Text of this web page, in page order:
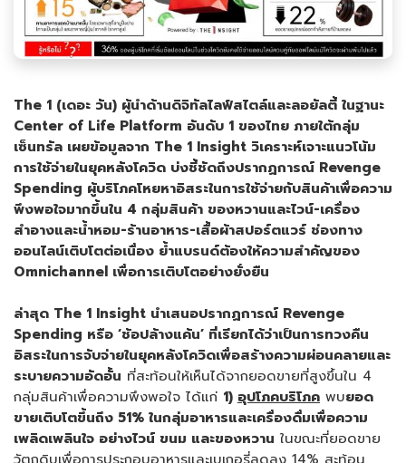
The 1 (เดอะ วัน) ผู้นำด้านดิจิทัลไลฟ์สไตล์และลอยัลตี้ ในฐานะ
Center of Life Platform อันดับ 1 ของไทย ภายใต้กลุ่ม
เซ็นทรัล เผยข้อมูลจาก The 1 Insight วิเคราะห์เจาะแนวโน้ม
การใช้จ่ายในยุคหลังโควิด บ่งชี้ชัดถึงปรากฏการณ์ Revenge
Spending ผู้บริโภคโหยหาอิสระในการใช้จ่ายกับสินค้าเพื่อความ
พึงพอใจมากขึ้นใน 4 กลุ่มสินค้า ของหวานและไวน์-เครื่อง
สำอางและน้ำหอม-ร้านอาหาร-เสื้อผ้าสปอร์ตแวร์ ช่องทาง
ออนไลน์เติบโตต่อเนื่อง ย้ำแบรนด์ต้องให้ความสำคัญของ
Omnichannel เพื่อการเติบโตอย่างยั่งยืน
ล่าสุด The 1 Insight นำเสนอปรากฏการณ์ Revenge
Spending หรือ ‘ช้อปล้างแค้น’ ที่เรียกได้ว่าเป็นการทวงคืน
อิสระในการจับจ่ายในยุคหลังโควิดเพื่อสร้างความผ่อนคลายและ
ระบายความอัดอั้น ที่สะท้อนให้เห็นได้จากยอดขายที่สูงขึ้นใน 4
กลุ่มสินค้าเพื่อความพึงพอใจ ได้แก่ 1) อุปโภคบริโภค พบยอด
ขายเติบโตขึ้นถึง 51% ในกลุ่มอาหารและเครื่องดื่มเพื่อความ
เพลิดเพลินใจ อย่างไวน์ ขนม และของหวาน ในขณะที่ยอดขาย